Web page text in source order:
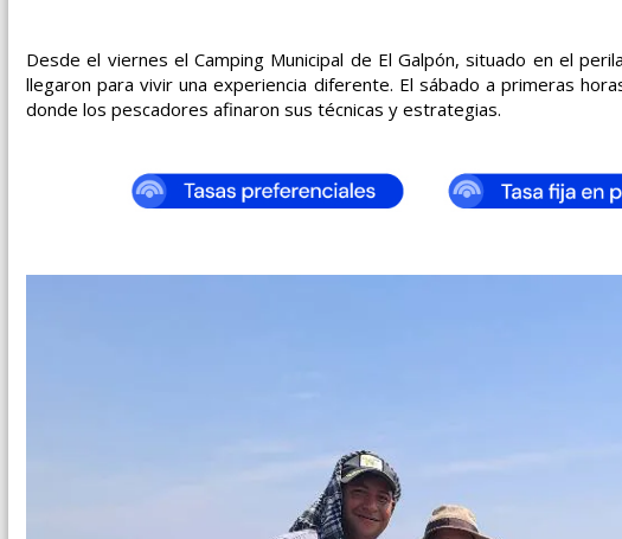
Desde el viernes el Camping Municipal de El Galpón, situado en el
llegaron para vivir una experiencia diferente. El sábado a primeras
donde los pescadores afinaron sus técnicas y estrategias.